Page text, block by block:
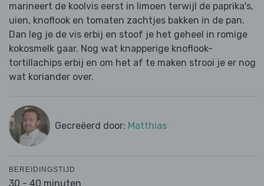
marineert de koolvis eerst in limoen terwijl de paprika's,
uien, knoflook en tomaten zachtjes bakken in de pan.
Dan leg je de vis erbij en stoof je het geheel in romige
kokosmelk gaar. Nog wat knapperige knoflook-
tortillachips erbij en om het af te maken strooi je er nog
wat koriander over.
Gecreëerd door: Matthias
BEREIDINGSTIJD
30 - 40 minuten